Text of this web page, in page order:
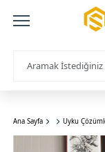
Ana Sayfa Uyku